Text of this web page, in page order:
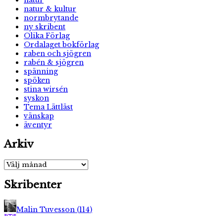
natur & kultur
normbrytande
ny skribent
Olika Förlag
Ordalaget bokförlag
raben och sjögren
rabén & sjögren
spänning
spöken
stina wirsén
syskon
Tema Lättläst
vänskap
äventyr
Arkiv
Arkiv
Skribenter
Malin Tuvesson (114)